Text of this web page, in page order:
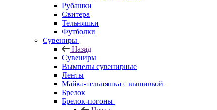
Рубашки
Свитера
Тельняшки
Футболки
Сувениры
Назад
Сувениры
Вымпелы сувенирные
Ленты
Майка-тельняшка с вышивкой
Брелок
Брелок-погоны